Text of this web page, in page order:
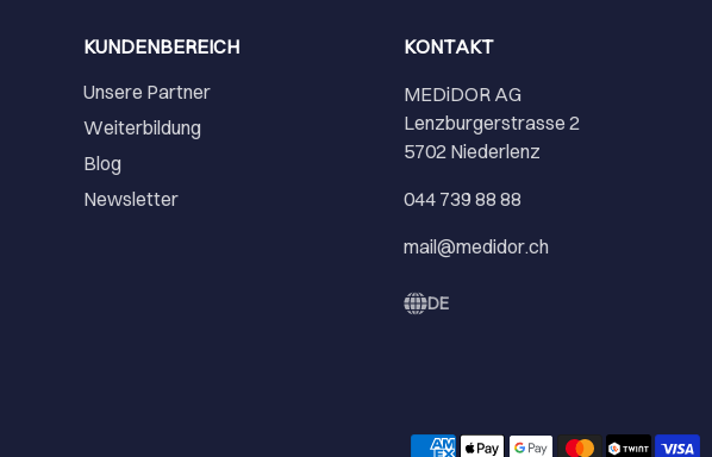
KUNDENBEREICH
Unsere Partner
Weiterbildung
Blog
Newsletter
KONTAKT
MEDiDOR AG
Lenzburgerstrasse 2
5702 Niederlenz
044 739 88 88
mail@medidor.ch
DE